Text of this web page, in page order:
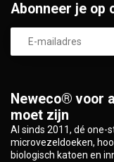
Neweco® voor
moet zijn
Al sinds 2011, dé one-
microvezeldoeken,
biologisch katoen en
Abonneer je op